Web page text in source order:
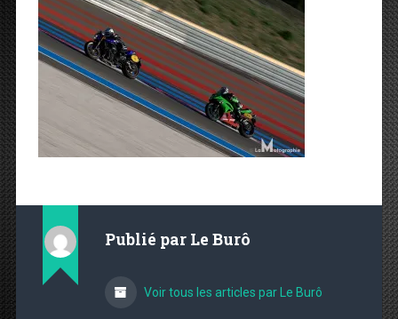
Publié par Le Burô
Voir tous les articles par Le Burô